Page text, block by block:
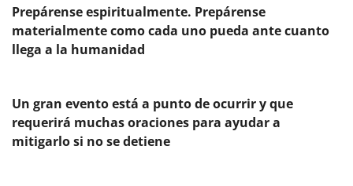
Prepárense espiritualmente. Prepárense
materialmente como cada uno pueda ante cuanto
llega a la humanidad
Un gran evento está a punto de ocurrir y que
requerirá muchas oraciones para ayudar a
mitigarlo si no se detiene